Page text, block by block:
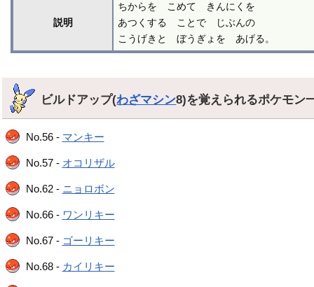
説明
ちからを こめて きんにくを
あつくする ことで じぶんの
こうげきと ぼうぎょを あげる。
ビルドアップ(わざマシン8)を覚えられるポケモン
No.56 - マンキー
No.57 - オコリザル
No.62 - ニョロボン
No.66 - ワンリキー
No.67 - ゴーリキー
No.68 - カイリキー